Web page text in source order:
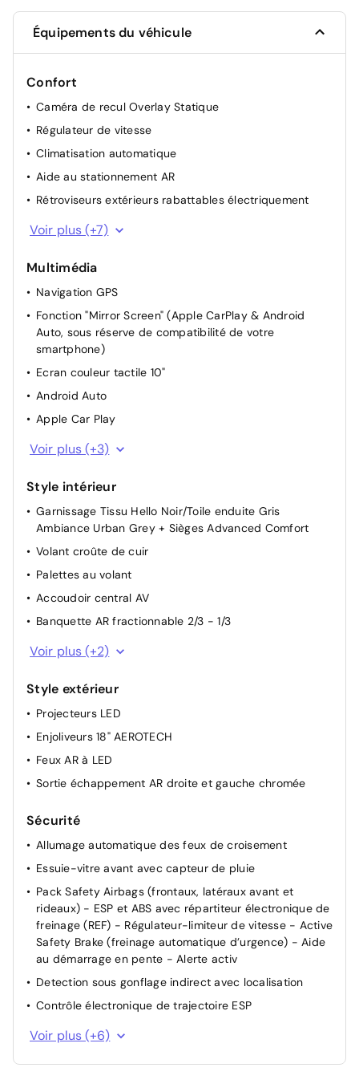
Équipements du véhicule
Confort
Caméra de recul Overlay Statique
Régulateur de vitesse
Climatisation automatique
Aide au stationnement AR
Rétroviseurs extérieurs rabattables électriquement
Retroviseur interieur jour-nuit
Siège passager réglable en hauteur
Siège conducteur avec réglage manuel en hauteur
Siège passager à réglage mécanique
Siège conducteur avec réglage lombaire
Voir plus (+7)
Multimédia
Navigation GPS
Fonction "Mirror Screen" (Apple CarPlay & Android
Auto, sous réserve de compatibilité de votre
smartphone)
Ecran couleur tactile 10"
Android Auto
Apple Car Play
Bluetooth
Ordinateur de bord
Voir plus (+3)
Style intérieur
Garnissage Tissu Hello Noir/Toile enduite Gris
Ambiance Urban Grey + Sièges Advanced Comfort
Volant croûte de cuir
Palettes au volant
Accoudoir central AV
Banquette AR fractionnable 2/3 - 1/3
Pochettes de rangement à l'AR des sièges AV
Voir plus (+2)
Style extérieur
Projecteurs LED
Enjoliveurs 18" AEROTECH
Feux AR à LED
Sortie échappement AR droite et gauche chromée
Sécurité
Allumage automatique des feux de croisement
Essuie-vitre avant avec capteur de pluie
Pack Safety Airbags (frontaux, latéraux avant et
rideaux) - ESP et ABS avec répartiteur électronique de
freinage (REF) - Régulateur-limiteur de vitesse - Active
Safety Brake (freinage automatique d’urgence) - Aide
au démarrage en pente - Alerte activ
Detection sous gonflage indirect avec localisation
Contrôle électronique de trajectoire ESP
Fixation ISOFIX à l'arrière
Voir plus (+6)